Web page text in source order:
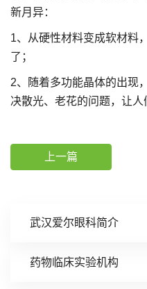
武汉爱尔眼科简介
药物临床实验机构
新月异：
1、从硬性材料变成软材料
了；
2、随着多功能晶体的出现
决散光、老花的问题，让人
上一篇